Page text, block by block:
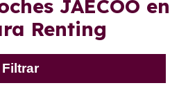
JAECOO en
Renting
Filtrar